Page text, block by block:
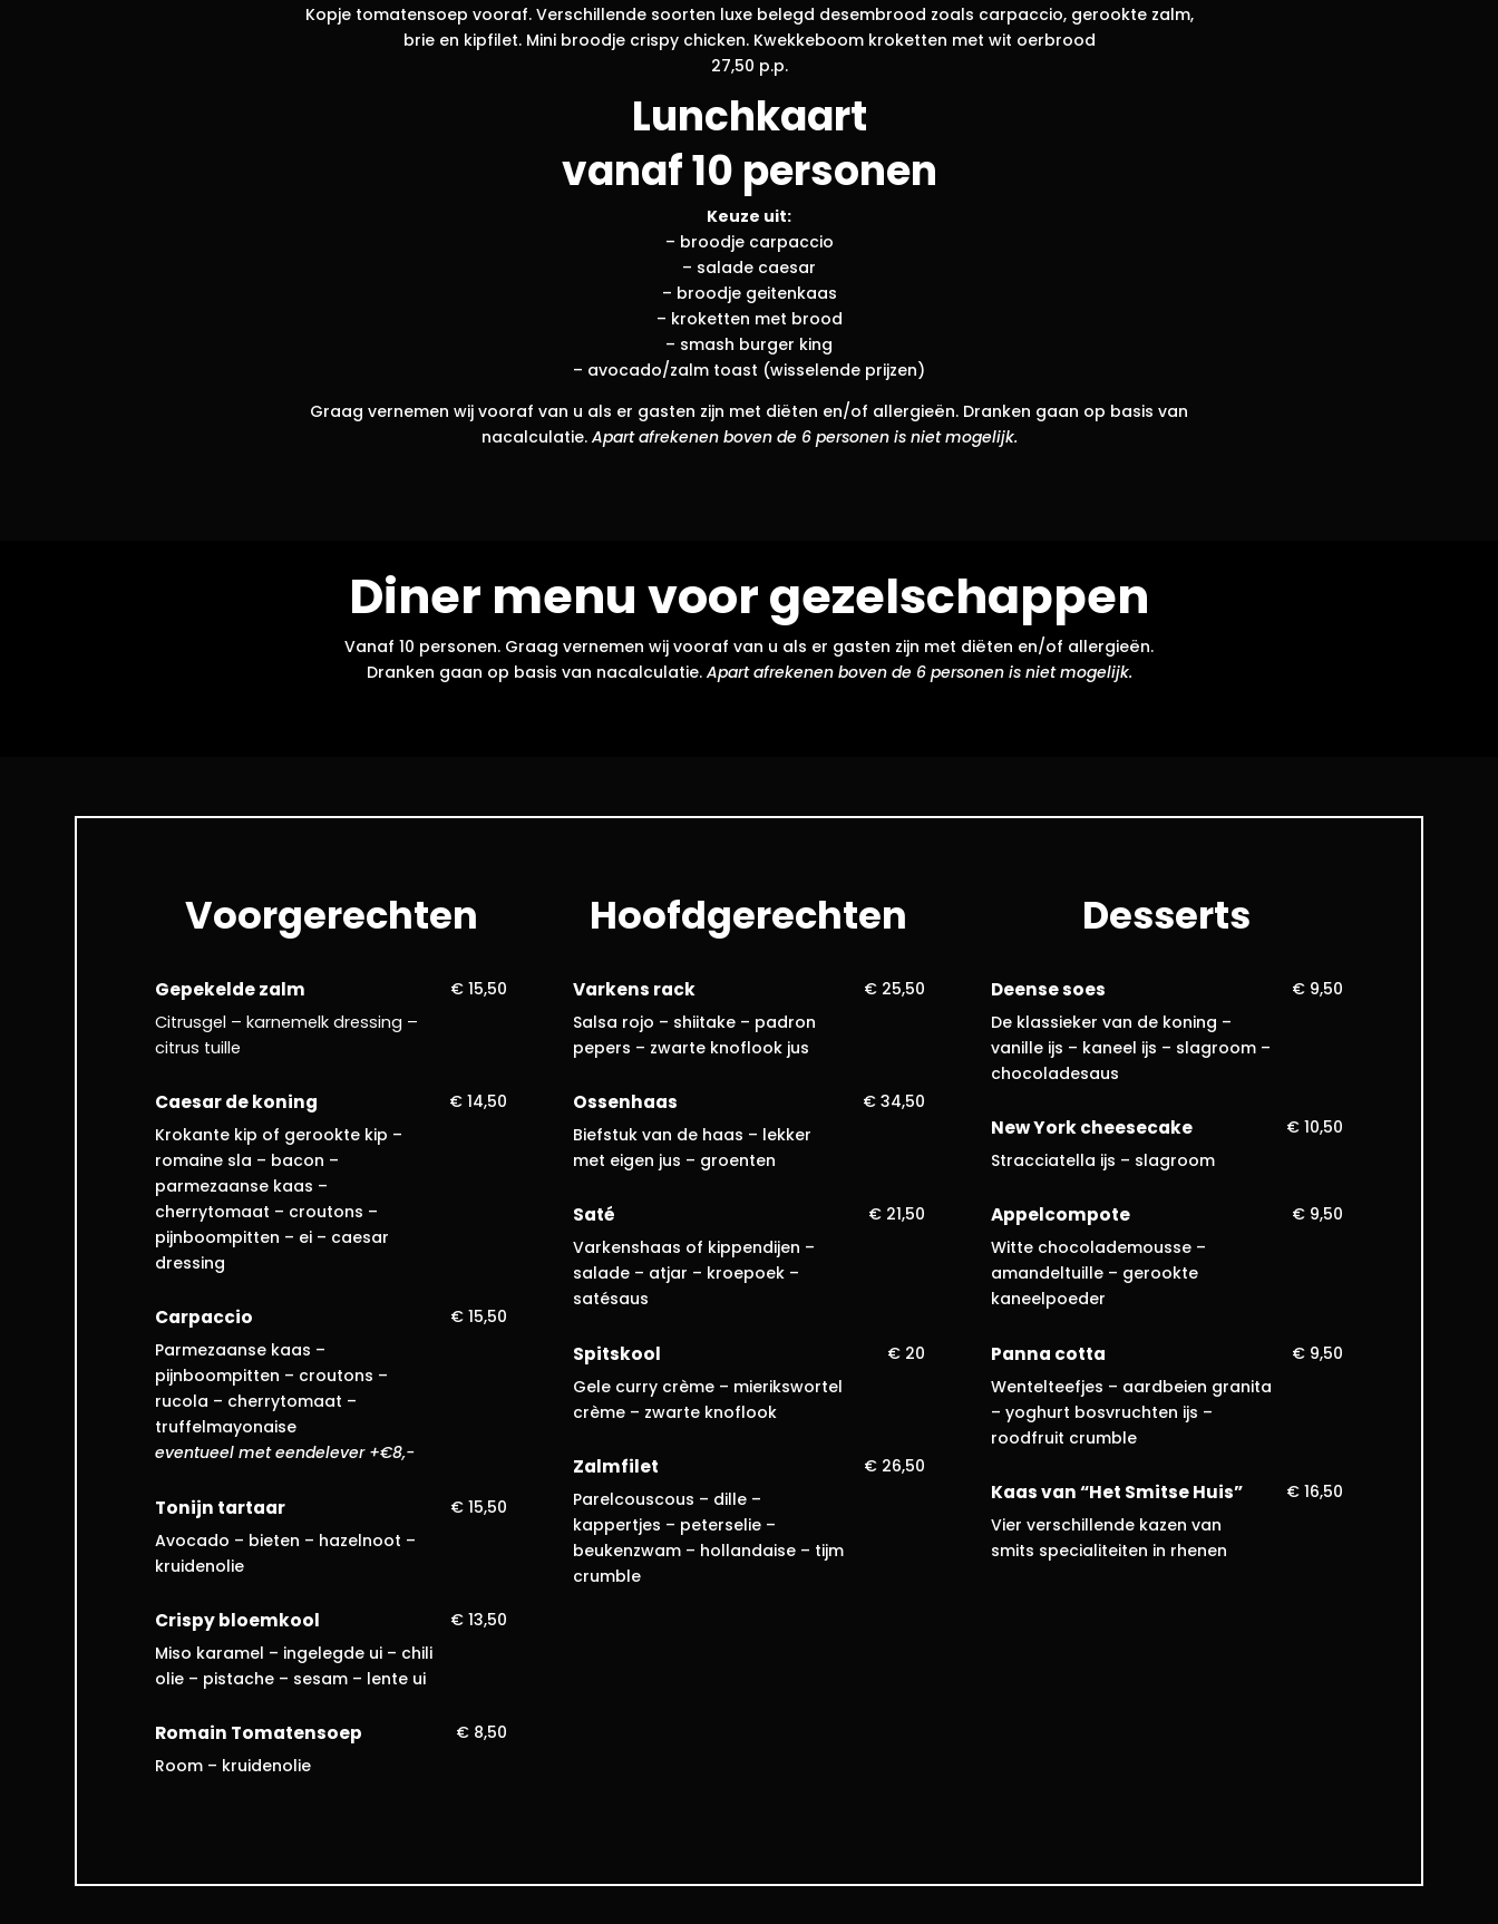
Kopje tomatensoep vooraf. Verschillende soorten luxe belegd desembrood zoals carpaccio, gerookte zalm,
brie en kipfilet. Mini broodje crispy chicken. Kwekkeboom kroketten met wit oerbrood
27,50 p.p.
Lunchkaart
vanaf 10 personen
Keuze uit:
– broodje carpaccio
– salade caesar
– broodje geitenkaas
– kroketten met brood
– smash burger king
– avocado/zalm toast (wisselende prijzen)
Graag vernemen wij vooraf van u als er gasten zijn met diëten en/of allergieën. Dranken gaan op basis van
nacalculatie. Apart afrekenen boven de 6 personen is niet mogelijk.
Diner menu voor gezelschappen
Vanaf 10 personen. Graag vernemen wij vooraf van u als er gasten zijn met diëten en/of allergieën.
Dranken gaan op basis van nacalculatie. Apart afrekenen boven de 6 personen is niet mogelijk.
Voorgerechten
Gepekelde zalm
Citrusgel – karnemelk dressing –
citrus tuille
€ 15,50
Caesar de koning
Krokante kip of gerookte kip –
romaine sla – bacon –
parmezaanse kaas –
cherrytomaat – croutons –
pijnboompitten – ei – caesar
dressing
€ 14,50
Carpaccio
Parmezaanse kaas –
pijnboompitten – croutons –
rucola – cherrytomaat –
truffelmayonaise
eventueel met eendelever +€8,-
€ 15,50
Tonijn tartaar
Avocado – bieten – hazelnoot –
kruidenolie
€ 15,50
Crispy bloemkool
Miso karamel – ingelegde ui – chili
olie – pistache – sesam – lente ui
€ 13,50
Romain Tomatensoep
Room – kruidenolie
€ 8,50
Hoofdgerechten
Varkens rack
Salsa rojo – shiitake – padron
pepers – zwarte knoflook jus
€ 25,50
Ossenhaas
Biefstuk van de haas – lekker
met eigen jus – groenten
€ 34,50
Saté
Varkenshaas of kippendijen –
salade – atjar – kroepoek –
satésaus
€ 21,50
Spitskool
Gele curry crème – mierikswortel
crème – zwarte knoflook
€ 20
Zalmfilet
Parelcouscous – dille –
kappertjes – peterselie –
beukenzwam – hollandaise – tijm
crumble
€ 26,50
Desserts
Deense soes
De klassieker van de koning –
vanille ijs – kaneel ijs – slagroom –
chocoladesaus
€ 9,50
New York cheesecake
Stracciatella ijs – slagroom
€ 10,50
Appelcompote
Witte chocolademousse –
amandeltuille – gerookte
kaneelpoeder
€ 9,50
Panna cotta
Wentelteefjes – aardbeien granita
– yoghurt bosvruchten ijs –
roodfruit crumble
€ 9,50
Kaas van “Het Smitse Huis”
Vier verschillende kazen van
smits specialiteiten in rhenen
€ 16,50